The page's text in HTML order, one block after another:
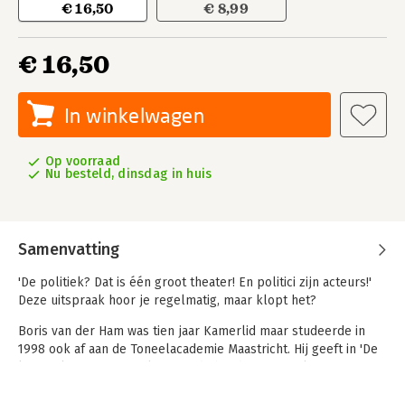
€ 16,50 € 8,99
€ 16,50
In winkelwagen
Op voorraad
Nu besteld, dinsdag in huis
Samenvatting
'De politiek? Dat is één groot theater! En politici zijn acteurs!'
Deze uitspraak hoor je regelmatig, maar klopt het?
Boris van der Ham was tien jaar Kamerlid maar studeerde in
1998 ook af aan de Toneelacademie Maastricht. Hij geeft in 'De